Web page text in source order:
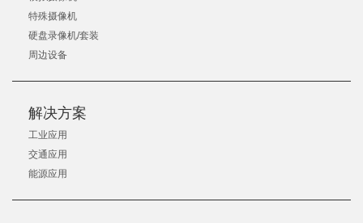
特殊摄像机
硬盘录像机/套装
周边设备
解决方案
工业应用
交通应用
能源应用